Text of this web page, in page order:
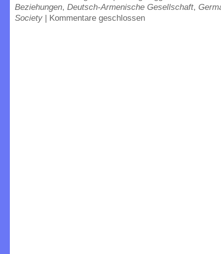
Beziehungen, Deutsch-Armenische Gesellschaft,
Society | Kommentare geschlossen